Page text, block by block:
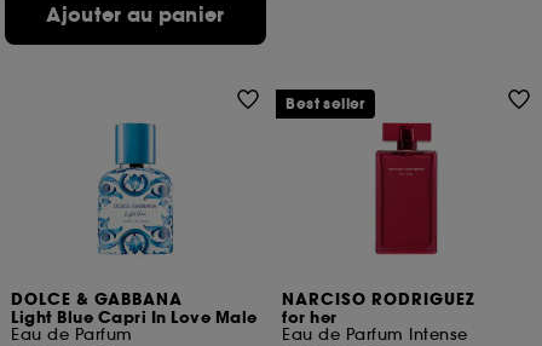
Ajouter au panier
DOLCE & GABBANA
Light Blue Capri In Love Male
Eau de Parfum
NARCISO RODRIGUEZ
for her
Eau de Parfum Intense
Best seller